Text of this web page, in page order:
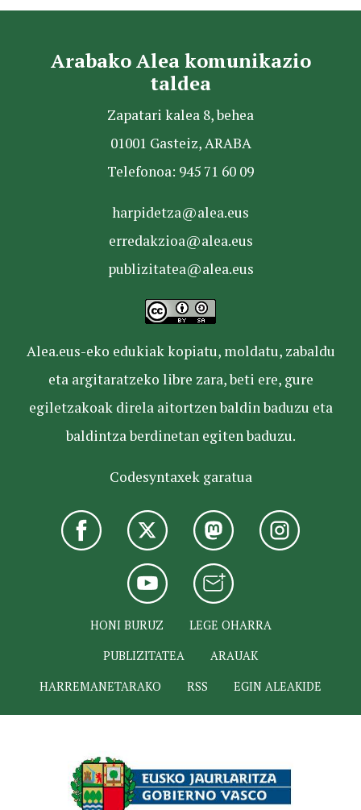
Arabako Alea komunikazio
taldea
Zapatari kalea 8, behea
01001 Gasteiz, ARABA
Telefonoa: 945 71 60 09
harpidetza@alea.eus
erredakzioa@alea.eus
publizitatea@alea.eus
Alea.eus-eko edukiak kopiatu, moldatu, zabaldu
eta argitaratzeko libre zara, beti ere, gure
egiletzakoak direla aitortzen baldin baduzu eta
baldintza berdinetan egiten baduzu.
Codesyntaxek garatua
HONI BURUZ
LEGE OHARRA
PUBLIZITATEA
ARAUAK
HARREMANETARAKO
RSS EGIN ALEAKIDE